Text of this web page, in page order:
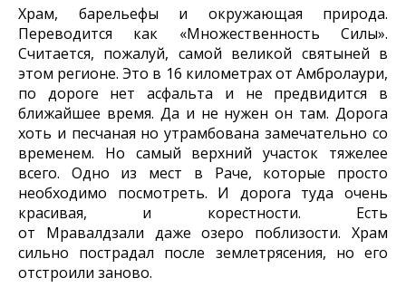
Храм, барельефы и окружающая природа.
Переводится как «Множественность Силы».
Считается, пожалуй, самой великой святыней в
этом регионе. Это в 16 километрах от Амбролаури,
по дороге нет асфальта и не предвидится в
ближайшее время. Да и не нужен он там. Дорога
хоть и песчаная но утрамбована замечательно со
временем. Но самый верхний участок тяжелее
всего. Одно из мест в Раче, которые просто
необходимо посмотреть. И дорога туда очень
красивая, и корестности. Есть
от Мравалдзали даже озеро поблизости. Храм
сильно пострадал после землетрясения, но его
отстроили заново.